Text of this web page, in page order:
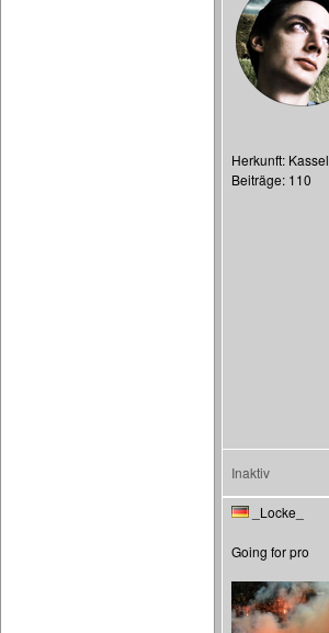
Herkunft: Kassel
Beiträge: 110
Inaktiv
_Locke_
Going for pro